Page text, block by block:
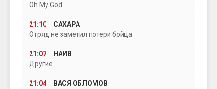
Oh My God
21:10
САХАРА
Отряд не заметил потери бойца
21:07
НАИВ
Другие
21:04 ВАСЯ ОБЛОМОВ